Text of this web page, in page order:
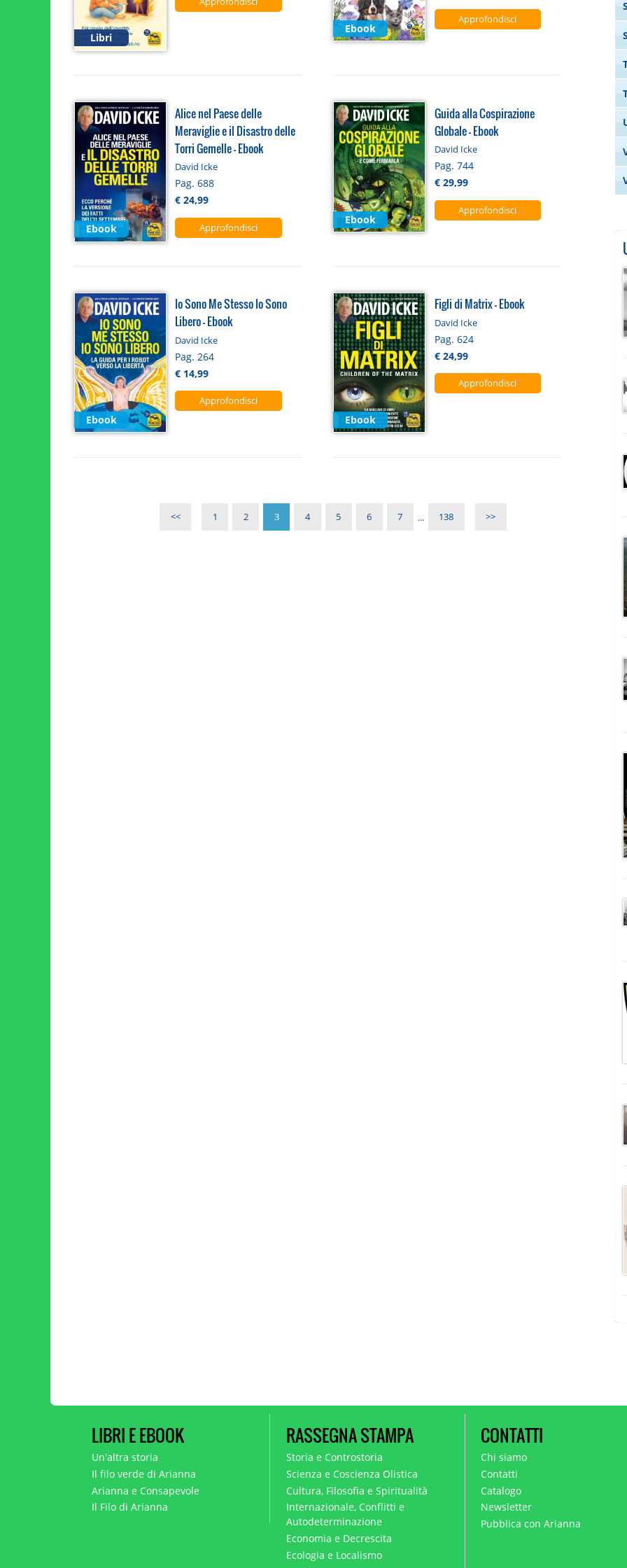
Libri
Ebook
Approfondisci
Ebook
Alice nel Paese delle
Meraviglie e il Disastro delle
Torri Gemelle - Ebook
David Icke
Pag. 688
€ 24,99
Approfondisci
Ebook
Guida alla Cospirazione
Globale - Ebook
David Icke
Pag. 744
€ 29,99
Approfondisci
Ebook
Io Sono Me Stesso Io Sono
Libero - Ebook
David Icke
Pag. 264
€ 14,99
Approfondisci
Ebook
Figli di Matrix - Ebook
David Icke
Pag. 624
€ 24,99
Approfondisci
<< 1 2 3 4 5 6 7 ... 138 >>
LIBRI E EBOOK
Un'altra storia
Il filo verde di Arianna
Arianna e Consapevole
Il Filo di Arianna
RASSEGNA STAMPA
Storia e Controstoria
Scienza e Coscienza Olistica
Cultura, Filosofia e Spiritualità
Internazionale, Conflitti e
Autodeterminazione
Economia e Decrescita
Ecologia e Localismo
CONTATTI
Chi siamo
Contatti
Catalogo
Newsletter
Pubblica con Arianna